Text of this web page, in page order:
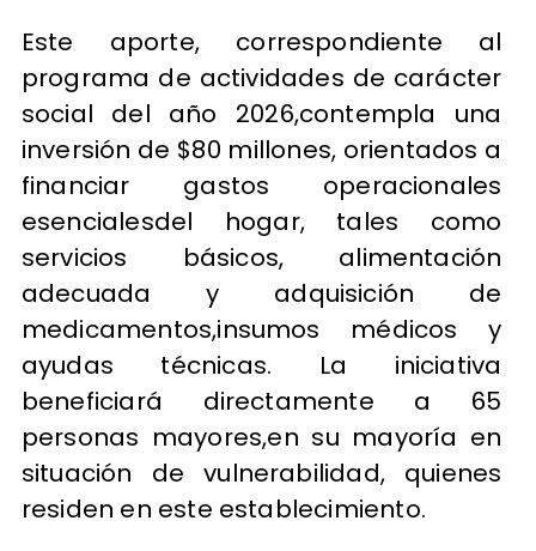
Este aporte, correspondiente al
programa de actividades de carácter
social del año 2026,contempla una
inversión de $80 millones, orientados a
financiar gastos operacionales
esencialesdel hogar, tales como
servicios básicos, alimentación
adecuada y adquisición de
medicamentos,insumos médicos y
ayudas técnicas. La iniciativa
beneficiará directamente a 65
personas mayores,en su mayoría en
situación de vulnerabilidad, quienes
residen en este establecimiento.